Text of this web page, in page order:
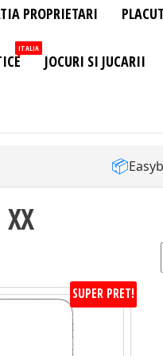
PROPRIETARI
ITALIA
JOCURI SI JUCARII
📦
SUPER PRET!